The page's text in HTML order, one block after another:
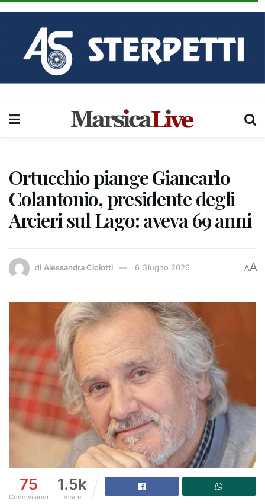
Ortucchio piange Giancarlo
Colantonio, presidente degli
Arcieri sul Lago: aveva 69 anni
di Alessandra Ciciotti 6 Giugno 2026 AA
75
Condivisioni
1.5k
Visite